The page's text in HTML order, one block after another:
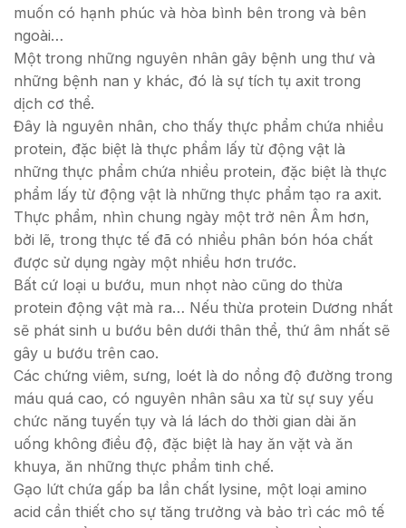
muốn có hạnh phúc và hòa bình bên trong và bên
ngoài…
Một trong những nguyên nhân gây bệnh ung thư và
những bệnh nan y khác, đó là sự tích tụ axit trong
dịch cơ thể.
Đây là nguyên nhân, cho thấy thực phẩm chứa nhiều
protein, đặc biệt là thực phẩm lấy từ động vật là
những thực phẩm chứa nhiều protein, đặc biệt là thực
phẩm lấy từ động vật là những thực phẩm tạo ra axit.
Thực phẩm, nhìn chung ngày một trở nên Âm hơn,
bởi lẽ, trong thực tế đã có nhiều phân bón hóa chất
được sử dụng ngày một nhiều hơn trước.
Bất cứ loại u bướu, mun nhọt nào cũng do thừa
protein động vật mà ra… Nếu thừa protein Dương nhất
sẽ phát sinh u bướu bên dưới thân thể, thứ âm nhất sẽ
gây u bướu trên cao.
Các chứng viêm, sưng, loét là do nồng độ đường trong
máu quá cao, có nguyên nhân sâu xa từ sự suy yếu
chức năng tuyến tụy và lá lách do thời gian dài ăn
uống không điều độ, đặc biệt là hay ăn vặt và ăn
khuya, ăn những thực phẩm tinh chế.
Gạo lứt chứa gấp ba lần chất lysine, một loại amino
acid cần thiết cho sự tăng trưởng và bảo trì các mô tế